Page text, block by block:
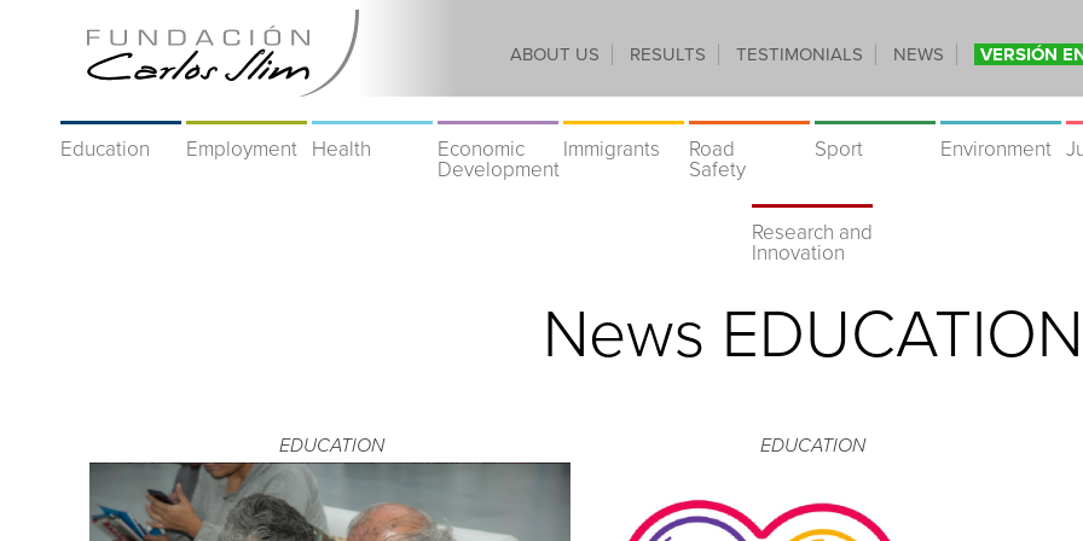
ABOUT US RESULTS TESTIMONIALS NEWS VERSIÓN
Education Employment Health
Economic
Development
Immigrants
Road
Safety
Sport Environment
Research and
Innovation
News EDUCATION
EDUCATION EDUCATION